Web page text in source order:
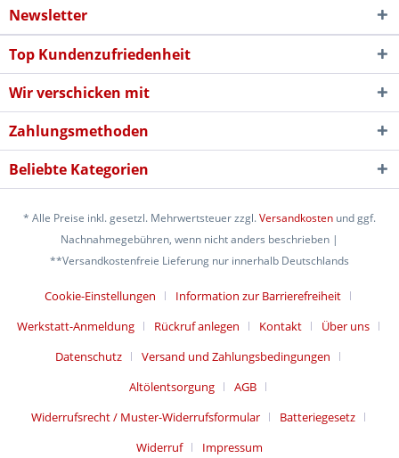
Newsletter
Top Kundenzufriedenheit
Wir verschicken mit
Zahlungsmethoden
Beliebte Kategorien
* Alle Preise inkl. gesetzl. Mehrwertsteuer zzgl.Versandkosten und ggf.
Nachnahmegebühren, wenn nicht anders beschrieben |
**Versandkostenfreie Lieferung nur innerhalb Deutschlands
Cookie-Einstellungen
Information zur Barrierefreiheit
Werkstatt-Anmeldung
Rückruf anlegen Kontakt
Über uns
Datenschutz
Versand und Zahlungsbedingungen
Altölentsorgung
AGB
Widerrufsrecht / Muster-Widerrufsformular
Batteriegesetz
Widerruf
Impressum